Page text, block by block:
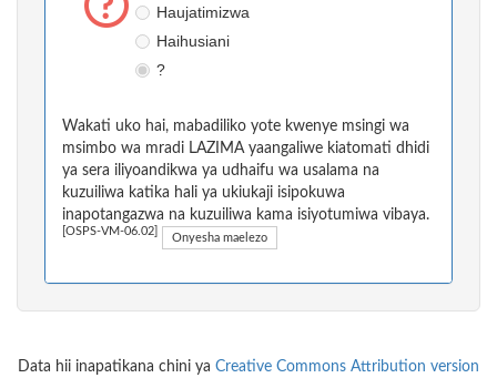
Haujatimizwa
Haihusiani
?
Wakati uko hai, mabadiliko yote kwenye msingi wa
msimbo wa mradi LAZIMA yaangaliwe kiatomati dhidi
ya sera iliyoandikwa ya udhaifu wa usalama na
kuzuiliwa katika hali ya ukiukaji isipokuwa
inapotangazwa na kuzuiliwa kama isiyotumiwa vibaya.
[OSPS-VM-06.02] Onyesha maelezo
Data hii inapatikana chini ya Creative Commons Attribution version